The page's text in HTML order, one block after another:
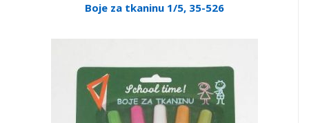
Boje za tkaninu 1/5, 35-526